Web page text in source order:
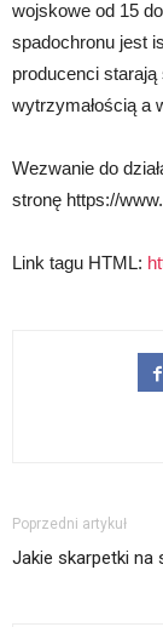
wojskowe od 15
spadochronu jest
producenci
wytrzymałością a
Wezwanie do
stronę https://
Link tagu HTML:
Poprzedni artykuł
Jakie skarpetki na